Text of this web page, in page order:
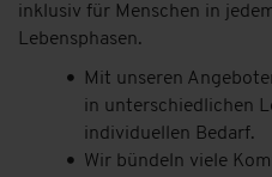
inklusiv für Menschen in
Lebensphasen.
Mit unseren
in unterschiedlichen
individuellen Bedarf.
Wir bündeln viele